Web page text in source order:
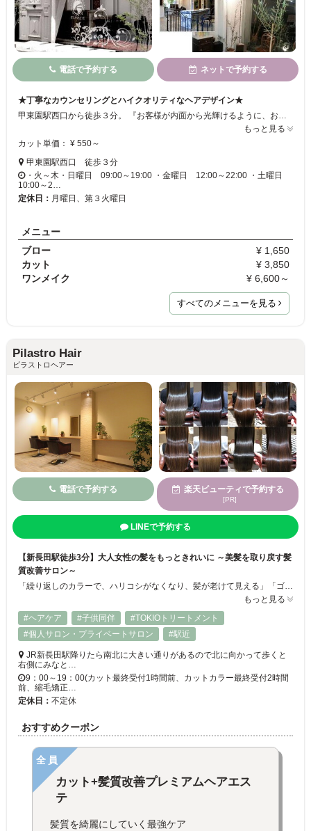
電話で予約する ネットで予約する
★丁寧なカウンセリングとハイクオリティなヘアデザイン★
もっと見る
カット単価： ¥ 550～
甲東園駅西口 徒歩３分
・火～木・日曜日 09:00～19:00 ・金曜日 12:00～22:00 ・土曜日
10:00～2…
定休日： 月曜日、第３火曜日
メニュー
ブロー
¥ 1,650
カット
¥ 3,850
ワンメイク
¥ 6,600～
すべてのメニューを見る
Pilastro Hair
ピラストロヘアー
電話で予約する 楽天ビューティで予約する
[PR]
LINEで予約する
【新長田駅徒歩3分】大人女性の髪をもっときれいに ～美髪を取り戻す髪
質改善サロン～
「繰り返しのカラーで、ハリコシがなくなり、髪が老けて見える」「ゴワついて髪が硬くなった気がする」「年齢と共にクセが強くなってきた」大人女性の悩みを解消するPilastroHairは、『これからの髪』の為に、白髪染め×白髪ぼかし×縮毛矯正を一人ひとりに設計し、理想の美髪へ髪質改善していきます。詳しくはホームページ（https://pilastrohair.com/)をご覧ください。
もっと見る
#ヘアケア
#子供同伴
#TOKIOトリートメント
#個人サロン・プライベートサロン
#駅近
JR新長田駅降りたら南北に大きい通りがあるので北に向かって歩くと
右側にみなと…
9：00～19：00(カット最終受付1時間前、カットカラー最終受付2時間
前、縮毛矯正…
定休日： 不定休
おすすめクーポン
全員
カット+髪質改善プレミアムヘアエス
テ
髪質を綺麗にしていく最強ケア